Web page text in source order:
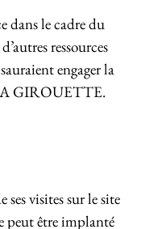
dans le cadre du
ressources
engager la
GIROUETTE.
visites sur le site
peut être implanté